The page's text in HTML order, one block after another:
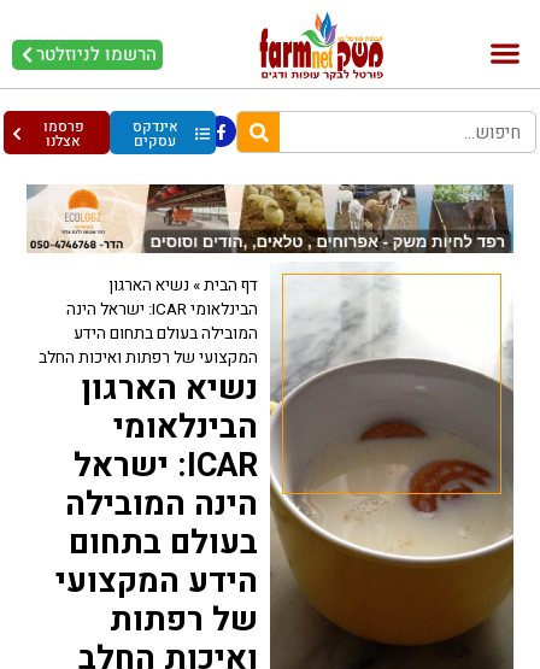
הרשמו לניוזלטר
אינדקס
עסקים
פרסמו
אצלנו
דף הבית» נשיא הארגון
הבינלאומי ICAR: ישראל הינה
המובילה בעולם בתחום הידע
המקצועי של רפתות ואיכות החלב
נשיא הארגון
הבינלאומי
ICAR: ישראל
הינה המובילה
בעולם בתחום
הידע המקצועי
של רפתות
ואיכות החלב